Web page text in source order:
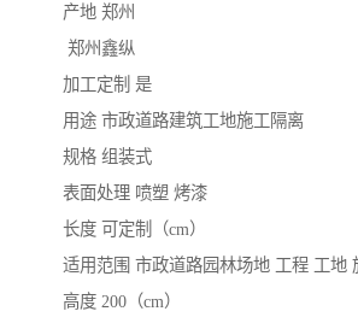
产地 郑州
郑州鑫纵
加工定制 是
用途 市政道路建筑工地施工隔离
规格 组装式
表面处理 喷塑 烤漆
长度 可定制（cm）
适用范围 市政道路园林场地 工程 工地
高度 200（cm）